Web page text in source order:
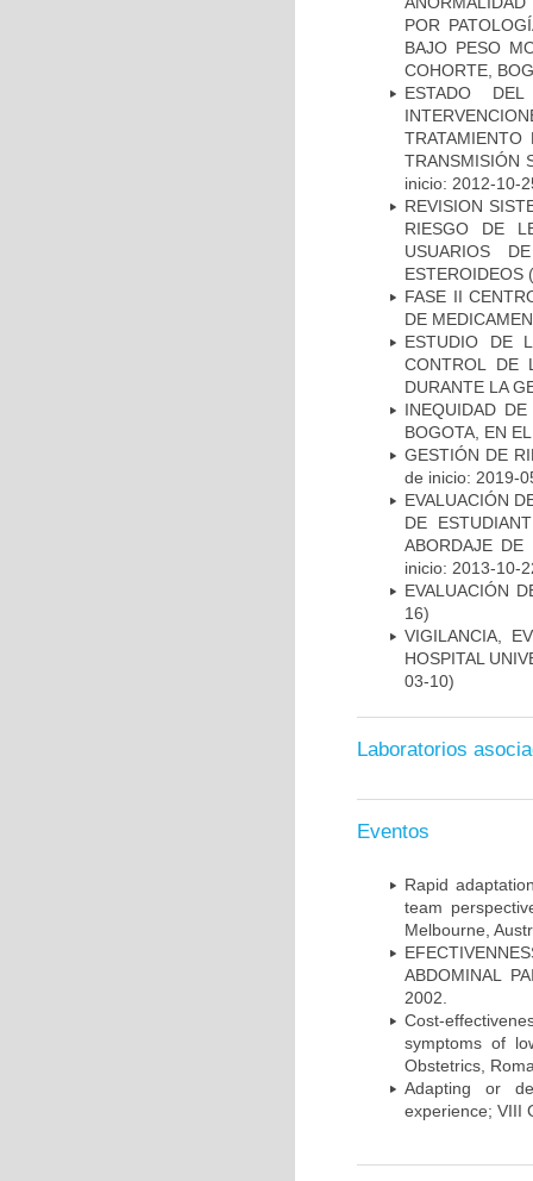
POR
BAJO PESO
COHORTE,
ESTADO
TRANSMISIÓN
inicio: 2012-10-
REVISION
RIESGO DE
USUARIOS
ESTEROIDEOS
FASE II
DE
ESTUDIO DE
CONTROL DE
DURANTE LA
INEQUIDAD
BOGOTA, EN
GESTIÓN DE
de inicio: 2019-
EVALUACIÓN
DE
ABORDAJE
inicio: 2013-10-
EVALUACIÓN
16)
VIGILANCIA,
HOSPITAL
03-10)
Laboratorios
Eventos
Rapid
team
Melbourne,
ABDOMINAL
2002.
Cost-
symptoms of
Obstetrics,
Adapting or
experience; VIII